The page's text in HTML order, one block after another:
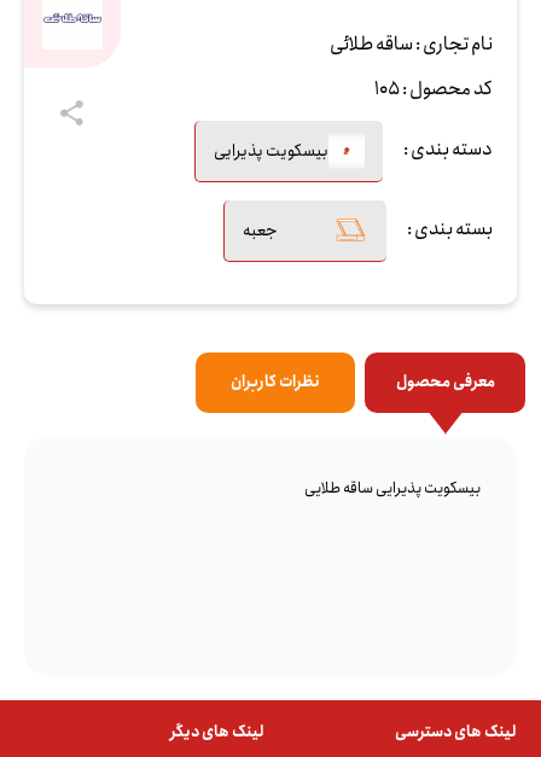
نام تجاری :ساقه طلائی
کد محصول :105
دسته بندی : بیسکویت پذیرایی
بسته بندی : جعبه
معرفی محصول نظرات کاربران
بیسکویت پذیرایی ساقه طلایی
لینک های دسترسی لینک های دیگر